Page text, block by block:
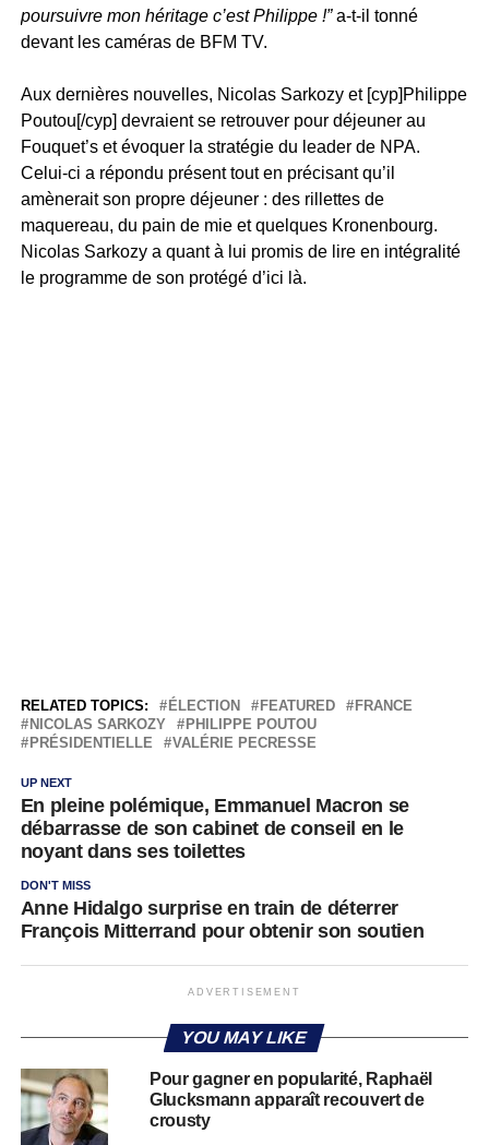
poursuivre mon héritage c’est Philippe !”a-t-il tonné
devant les caméras de BFM TV.
Aux dernières nouvelles, Nicolas Sarkozy et [cyp]Philippe
Poutou[/cyp] devraient se retrouver pour déjeuner au
Fouquet’s et évoquer la stratégie du leader de NPA.
Celui-ci a répondu présent tout en précisant qu’il
amènerait son propre déjeuner : des rillettes de
maquereau, du pain de mie et quelques Kronenbourg.
Nicolas Sarkozy a quant à lui promis de lire en intégralité
le programme de son protégé d’ici là.
RELATED TOPICS: ÉLECTION FEATURED
FRANCE
NICOLAS SARKOZY
PHILIPPE POUTOU
PRÉSIDENTIELLE
VALÉRIE PECRESSE
UP NEXT
En pleine polémique, Emmanuel Macron se
débarrasse de son cabinet de conseil en le
noyant dans ses toilettes
DON'T MISS
Anne Hidalgo surprise en train de déterrer
François Mitterrand pour obtenir son soutien
ADVERTISEMENT
YOU MAY LIKE
Pour gagner en popularité, Raphaël
Glucksmann apparaît recouvert de
crousty